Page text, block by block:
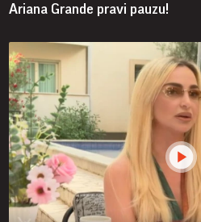
Ariana Grande pravi pauzu!